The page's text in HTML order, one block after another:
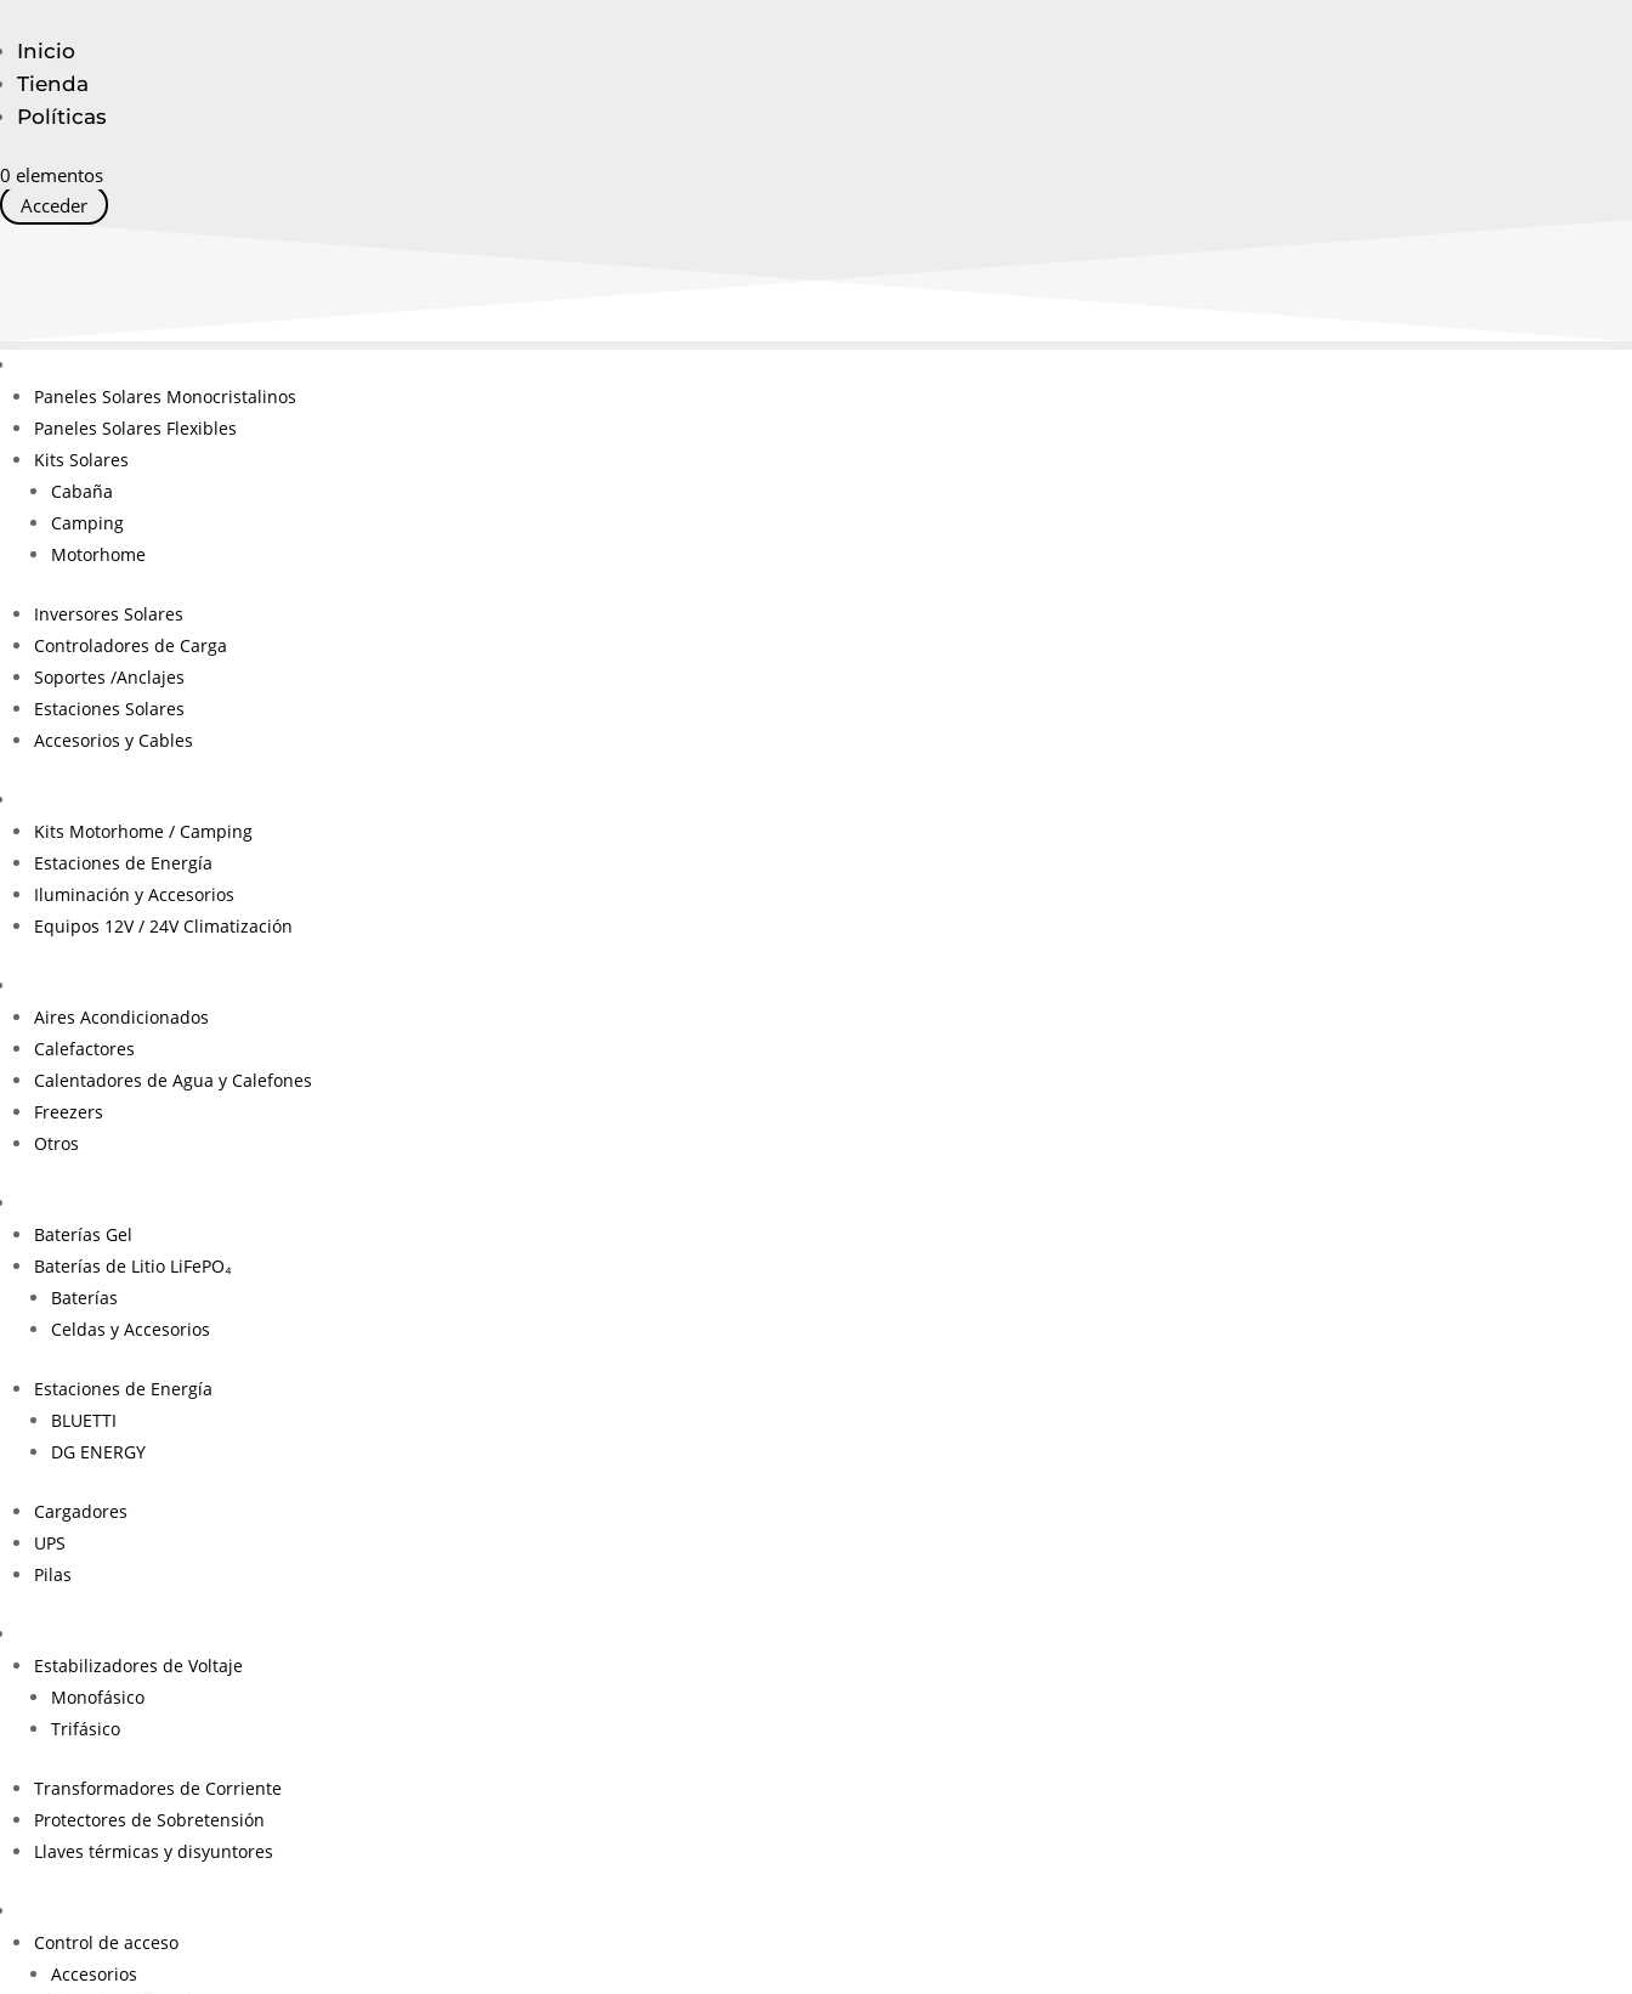
Inicio
Tienda
Políticas
0 elementos
Acceder
Paneles Solares Monocristalinos
Paneles Solares Flexibles
Kits Solares
Cabaña
Camping
Motorhome
Inversores Solares
Controladores de Carga
Soportes /Anclajes
Estaciones Solares
Accesorios y Cables
Kits Motorhome / Camping
Estaciones de Energía
Iluminación y Accesorios
Equipos 12V / 24V Climatización
Aires Acondicionados
Calefactores
Calentadores de Agua y Calefones
Freezers
Otros
Baterías Gel
Baterías de Litio LiFePO₄
Baterías
Celdas y Accesorios
Estaciones de Energía
BLUETTI
DG ENERGY
Cargadores
UPS
Pilas
Estabilizadores de Voltaje
Monofásico
Trifásico
Transformadores de Corriente
Protectores de Sobretensión
Llaves térmicas y disyuntores
Control de acceso
Accesorios